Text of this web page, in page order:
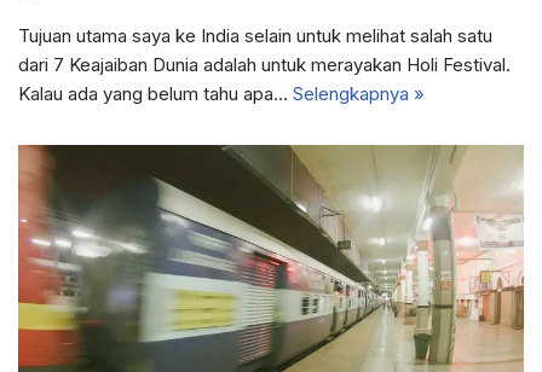
Tujuan utama saya ke India selain untuk melihat salah satu
dari 7 Keajaiban Dunia adalah untuk merayakan Holi Festival.
Kalau ada yang belum tahu apa… Selengkapnya »